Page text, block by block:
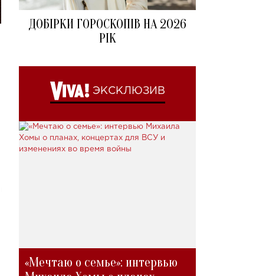
ДОБІРКИ ГОРОСКОПІВ НА 2026
РІК
ЭКСКЛЮЗИВ
«Мечтаю о семье»: интервью